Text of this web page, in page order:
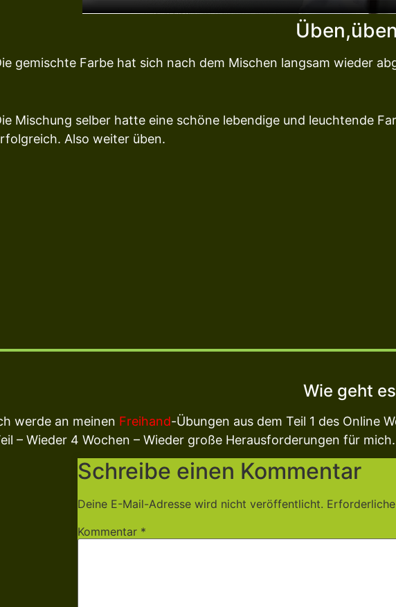
gemischte Farbe hat sich nach dem Mischen langsam wieder
Mischung selber hatte eine schöne lebendige und leuchtende
Also weiter üben.
Wie geht
werde an meinen Freihand-Übungen aus dem Teil 1 des Online
– Wieder 4 Wochen – Wieder große Herausforderungen für mich.
Schreibe einen Kommentar
Deine E-Mail-Adresse wird nicht veröffentlicht.
Kommentar *